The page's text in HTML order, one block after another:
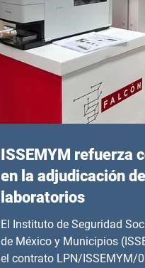
ISSEMYM refuerza
en la adjudicación de
laboratorios
El Instituto de Seguridad
de México y Municipios
el contrato LPN/ISSEMYM/